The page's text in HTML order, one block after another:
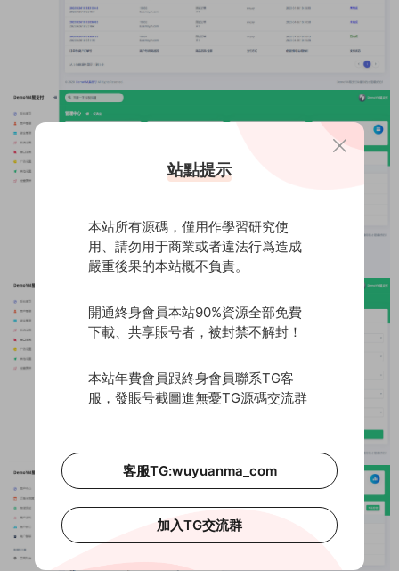
站點提示
本站所有源碼，僅用作學習研究使
用、請勿用于商業或者違法行爲造成
嚴重後果的本站概不負責。
開通終身會員本站90%資源全部免費
下載、共享賬号者，被封禁不解封！
本站年費會員跟終身會員聯系TG客
服，發賬号截圖進無憂TG源碼交流群
客服TG:wuyuanma_com
加入TG交流群